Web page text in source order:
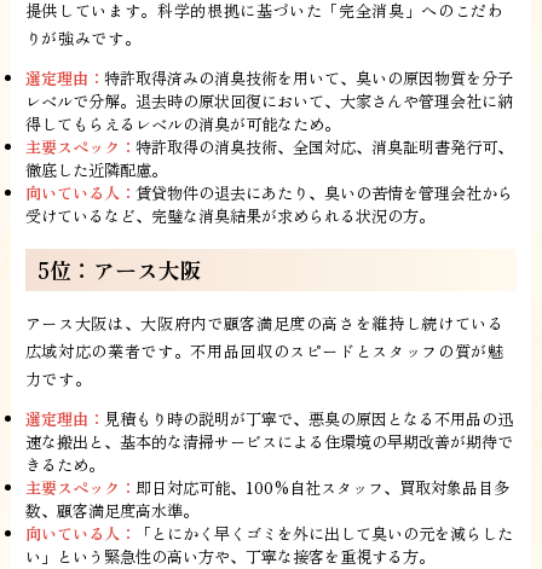
提供しています。科学的根拠に基づいた「完全消臭」へのこだわ
りが強みです。
選定理由： 特許取得済みの消臭技術を用いて、臭いの原因物質を分子
レベルで分解。退去時の原状回復において、大家さんや管理会社に納
得してもらえるレベルの消臭が可能なため。
主要スペック： 特許取得の消臭技術、全国対応、消臭証明書発行可、
徹底した近隣配慮。
向いている人： 賃貸物件の退去にあたり、臭いの苦情を管理会社から
受けているなど、完璧な消臭結果が求められる状況の方。
5位：アース大阪
アース大阪は、大阪府内で顧客満足度の高さを維持し続けている
広域対応の業者です。不用品回収のスピードとスタッフの質が魅
力です。
選定理由： 見積もり時の説明が丁寧で、悪臭の原因となる不用品の迅
速な搬出と、基本的な清掃サービスによる住環境の早期改善が期待で
きるため。
主要スペック： 即日対応可能、100%自社スタッフ、買取対象品目多
数、顧客満足度高水準。
向いている人：
「とにかく早くゴミを外に出して臭いの元を減らした
い」という緊急性の高い方や、丁寧な接客を重視する方。